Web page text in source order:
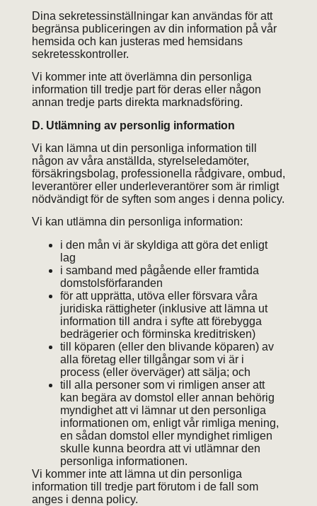
Dina sekretessinställningar kan användas för att
begränsa publiceringen av din information på vår
hemsida och kan justeras med hemsidans
sekretesskontroller.
Vi kommer inte att överlämna din personliga
information till tredje part för deras eller någon
annan tredje parts direkta marknadsföring.
D. Utlämning av personlig information
Vi kan lämna ut din personliga information till
någon av våra anställda, styrelseledamöter,
försäkringsbolag, professionella rådgivare, ombud,
leverantörer eller underleverantörer som är rimligt
nödvändigt för de syften som anges i denna policy.
Vi kan utlämna din personliga information:
i den mån vi är skyldiga att göra det enligt
lag
i samband med pågående eller framtida
domstolsförfaranden
för att upprätta, utöva eller försvara våra
juridiska rättigheter (inklusive att lämna ut
information till andra i syfte att förebygga
bedrägerier och förminska kreditrisken)
till köparen (eller den blivande köparen) av
alla företag eller tillgångar som vi är i
process (eller överväger) att sälja; och
till alla personer som vi rimligen anser att
kan begära av domstol eller annan behörig
myndighet att vi lämnar ut den personliga
informationen om, enligt vår rimliga mening,
en sådan domstol eller myndighet rimligen
skulle kunna beordra att vi utlämnar den
personliga informationen.
Vi kommer inte att lämna ut din personliga
information till tredje part förutom i de fall som
anges i denna policy.